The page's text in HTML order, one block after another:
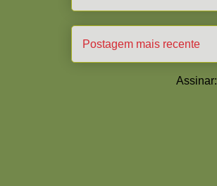
Postagem mais recente
Assinar: